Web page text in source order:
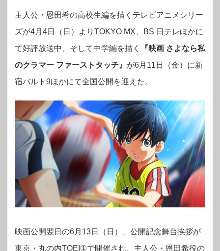
主人公・恩田希の高校生編を描くテレビアニメシリー
ズが4月4日（日）よりTOKYO MX、BS 日テレほかに
て好評放送中、 そして中学編を描く
『映画 さよなら私
のクラマー ファーストタッチ』 が6月11日（金）に新
宿バルト9ほかにて全国公開を迎えた。
映画公開翌日の6月13日（日）、公開記念舞台挨拶が
東京・丸の内TOEI①で開催され、主人公・恩田希役の